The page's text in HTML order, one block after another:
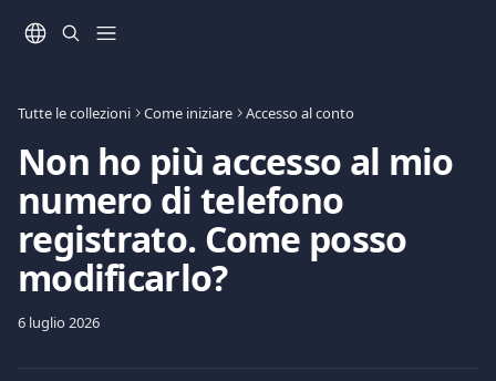
Tutte le collezioni Come iniziare Accesso al conto
Non ho più accesso al mio
numero di telefono
registrato. Come posso
modificarlo?
6 luglio 2026